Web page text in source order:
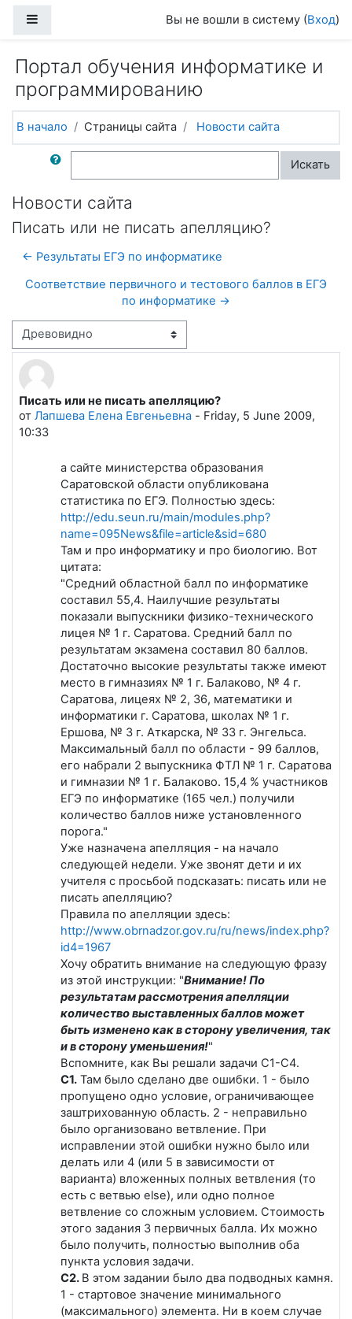
Вы не вошли в систему (Вход)
Портал обучения информатике и
программированию
В начало Страницы сайта Новости сайта
Поиск по форумам Искать
Новости сайта
Писать или не писать апелляцию?
← Результаты ЕГЭ по информатике
Соответствие первичного и тестового баллов в ЕГЭ
по информатике →
Режим отображения
Писать или не писать апелляцию?
от Лапшева Елена Евгеньевна - Friday, 5 June 2009,
10:33
Количество ответов: 0
а сайте министерства образования
Саратовской области опубликована
статистика по ЕГЭ. Полностью здесь:
http://edu.seun.ru/main/modules.php?
name=095News&file=article&sid=680
Там и про информатику и про биологию. Вот
цитата:
"Средний областной балл по информатике
составил 55,4. Наилучшие результаты
показали выпускники физико-технического
лицея № 1 г. Саратова. Средний балл по
результатам экзамена составил 80 баллов.
Достаточно высокие результаты также имеют
место в гимназиях № 1 г. Балаково, № 4 г.
Саратова, лицеях № 2, 36, математики и
информатики г. Саратова, школах № 1 г.
Ершова, № 3 г. Аткарска, № 33 г. Энгельса.
Максимальный балл по области - 99 баллов,
его набрали 2 выпускника ФТЛ № 1 г. Саратова
и гимназии № 1 г. Балаково. 15,4 % участников
ЕГЭ по информатике (165 чел.) получили
количество баллов ниже установленного
порога."
Уже назначена апелляция - на начало
следующей недели. Уже звонят дети и их
учителя с просьбой подсказать: писать или не
писать апелляцию?
Правила по апелляции здесь:
http://www.obrnadzor.gov.ru/ru/news/index.php?
id4=1967
Хочу обратить внимание на следующую фразу
из этой инструкции: "Внимание! По
результатам рассмотрения апелляции
количество выставленных баллов может
быть изменено как в сторону увеличения, так
и в сторону уменьшения!"
Вспомните, как Вы решали задачи С1-С4.
С1. Там было сделано две ошибки. 1 - было
пропущено одно условие, ограничивающее
заштрихованную область. 2 - неправильно
было организовано ветвление. При
исправлении этой ошибки нужно было или
делать или 4 (или 5 в зависимости от
варианта) вложенных полных ветвления (то
есть с ветвью else), или одно полное
ветвление со сложным условием. Стоимость
этого задания 3 первичных балла. Их можно
было получить, полностью выполнив оба
пункта условия задачи.
С2. В этом задании было два подводных камня.
1 - стартовое значение минимального
(максимального) элемента. Ни в коем случае